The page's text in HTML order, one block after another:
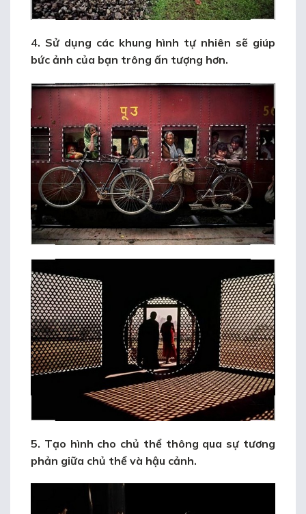
4. Sử dụng các khung hình tự nhiên sẽ giúp
bức ảnh của bạn trông ấn tượng hơn.
5. Tạo hình cho chủ thể thông qua sự tương
phản giữa chủ thể và hậu cảnh.